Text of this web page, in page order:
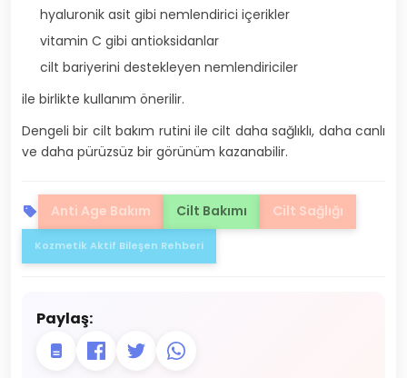
hyaluronik asit gibi nemlendirici içerikler
vitamin C gibi antioksidanlar
cilt bariyerini destekleyen nemlendiriciler
ile birlikte kullanım önerilir.
Dengeli bir cilt bakım rutini ile cilt daha sağlıklı, daha canlı
ve daha pürüzsüz bir görünüm kazanabilir.
Anti Age Bakım Cilt Bakımı Cilt Sağlığı
Kozmetik Aktif Bileşen Rehberi
Paylaş: